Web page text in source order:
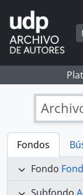
Skip to main content
Fondos
Fondo